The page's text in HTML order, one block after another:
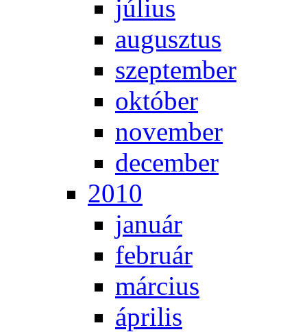
jú­li­us
au­gusz­tus
szep­tem­ber
ok­tó­ber
no­vem­ber
de­cem­ber
2010
ja­nu­ár
feb­ru­ár
már­ci­us
áp­ri­lis